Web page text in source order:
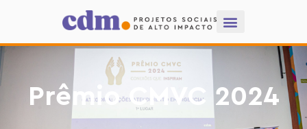
Prêmio CMVC 2024